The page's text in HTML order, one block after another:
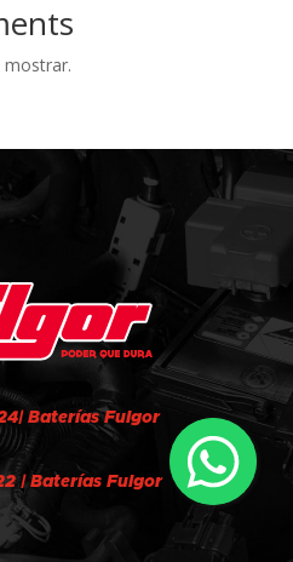
Baterías Fulgor
| Baterías Fulgor